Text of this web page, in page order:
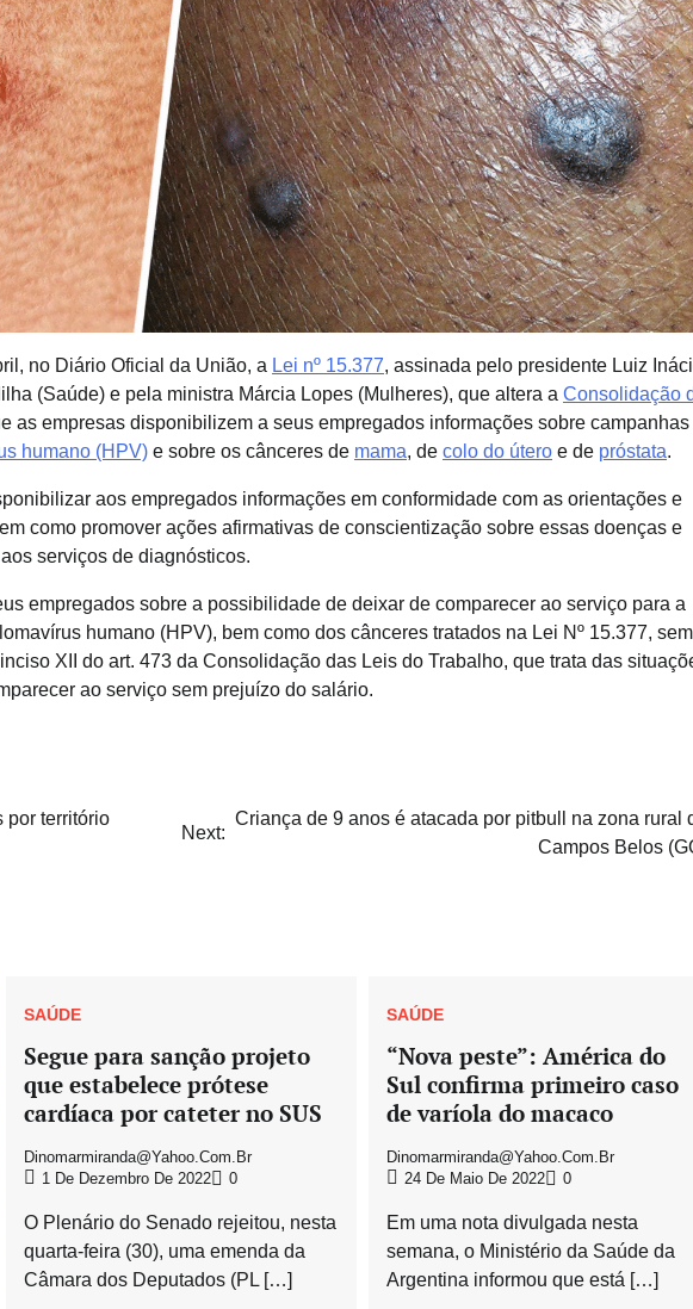
no Diário Oficial da União, a Lei nº 15.377, assinada pelo presidente Luiz
(Saúde) e pela ministra Márcia Lopes (Mulheres), que altera a Consolidação
as empresas disponibilizem a seus empregados informações sobre campanhas
humano (HPV) e sobre os cânceres de mama, de colo do útero e de próstata.
aos empregados informações em conformidade com as orientações e
como promover ações afirmativas de conscientização sobre essas doenças e
serviços de diagnósticos.
empregados sobre a possibilidade de deixar de comparecer ao serviço para a
humano (HPV), bem como dos cânceres tratados na Lei Nº 15.377, sem
XII do art. 473 da Consolidação das Leis do Trabalho, que trata das
ao serviço sem prejuízo do salário.
por território
Next:
Criança de 9 anos é atacada por pitbull na zona rural
Campos Belos
SAÚDE
Segue para sanção projeto
que estabelece prótese
cardíaca por cateter no SUS
Dinomarmiranda@yahoo.com.br
1 De Dezembro De 2022
0
O Plenário do Senado rejeitou, nesta
quarta-feira (30), uma emenda da
Câmara dos Deputados (PL […]
SAÚDE
“Nova peste”: América do
Sul confirma primeiro caso
de varíola do macaco
Dinomarmiranda@yahoo.com.br
24 De Maio De 2022
0
Em uma nota divulgada nesta
semana, o Ministério da Saúde da
Argentina informou que está […]